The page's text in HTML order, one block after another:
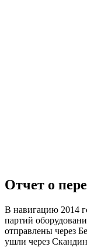
Отчет о
В навигацию 2014
партий
отправлены через
ушли через